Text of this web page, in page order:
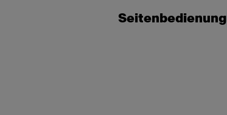
Seitenbedienung